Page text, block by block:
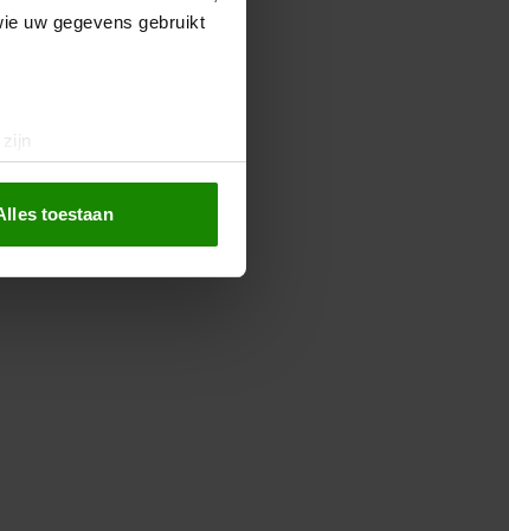
uw gegevens gebruikt
die u aan ze heeft
onze cookies als u
toestaan